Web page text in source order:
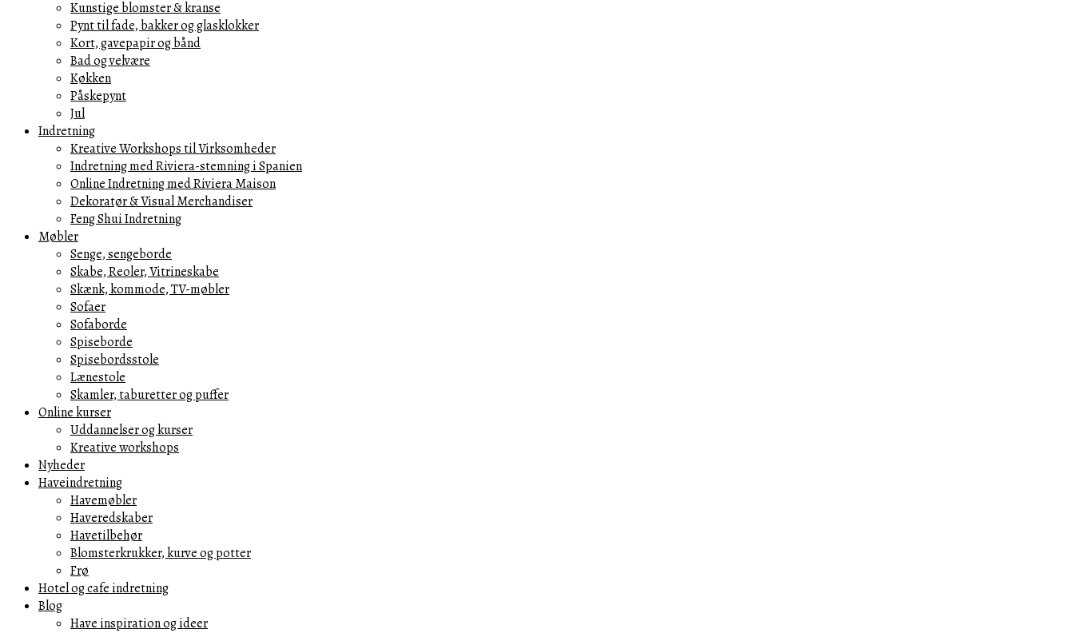
Kunstige blomster & kranse
Pynt til fade, bakker og glasklokker
Kort, gavepapir og bånd
Bad og velvære
Køkken
Påskepynt
Jul
Indretning
Kreative Workshops til Virksomheder
Indretning med Riviera-stemning i Spanien
Online Indretning med Riviera Maison
Dekoratør & Visual Merchandiser
Feng Shui Indretning
Møbler
Senge, sengeborde
Skabe, Reoler, Vitrineskabe
Skænk, kommode, TV-møbler
Sofaer
Sofaborde
Spiseborde
Spisebordsstole
Lænestole
Skamler, taburetter og puffer
Online kurser
Uddannelser og kurser
Kreative workshops
Nyheder
Haveindretning
Havemøbler
Haveredskaber
Havetilbehør
Blomsterkrukker, kurve og potter
Frø
Hotel og cafe indretning
Blog
Have inspiration og ideer